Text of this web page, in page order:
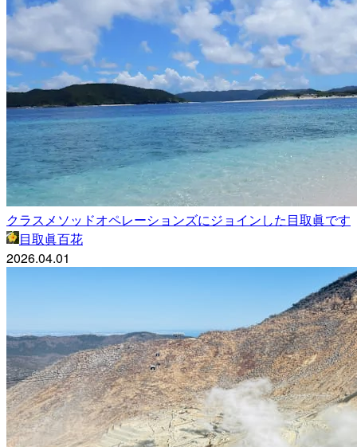
クラスメソッドオペレーションズにジョインした目取眞です
目取眞百花
2026.04.01